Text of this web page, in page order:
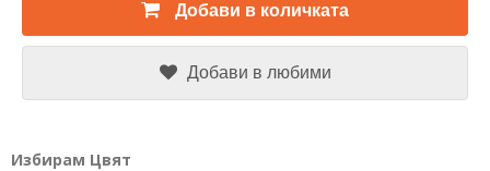
Добави в количката
Добави в любими
Избирам Цвят